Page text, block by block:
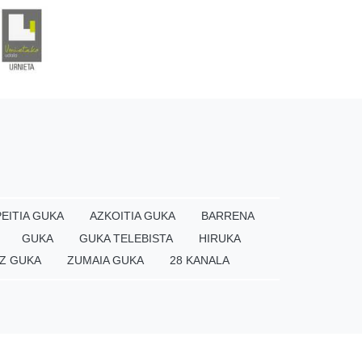
GUKA AZKOITIA GUKA
BARRENA
GUKA GUKA TELEBISTA
HIRUKA
GUKA ZUMAIA GUKA 28 KANALA